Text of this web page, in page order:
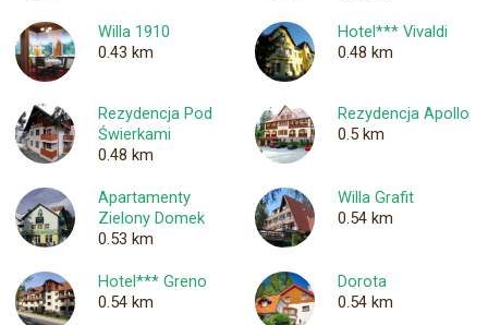
Willa 1910
0.43 km
Hotel*** Vivaldi
0.48 km
Rezydencja Pod
Świerkami
0.48 km
Rezydencja Apollo
0.5 km
Apartamenty
Zielony Domek
0.53 km
Willa Grafit
0.54 km
Hotel*** Greno
0.54 km
Dorota
0.54 km